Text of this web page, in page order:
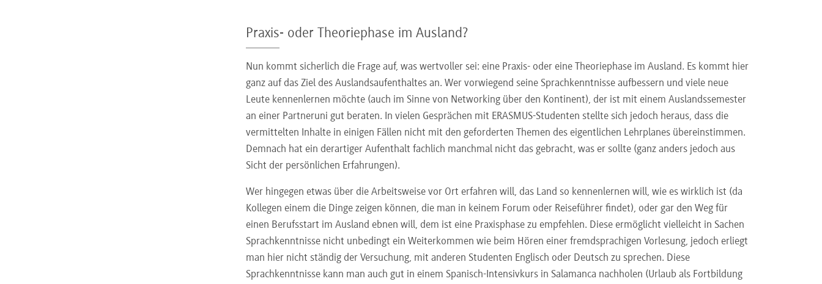
Praxis- oder Theoriephase im Ausland?
Nun kommt sicherlich die Frage auf, was wertvoller sei: eine Praxis- oder eine Theoriephase im Ausland. Es kommt hier
ganz auf das Ziel des Auslandsaufenthaltes an. Wer vorwiegend seine Sprachkenntnisse aufbessern und viele neue
Leute kennenlernen möchte (auch im Sinne von Networking über den Kontinent), der ist mit einem Auslandssemester
an einer Partneruni gut beraten. In vielen Gesprächen mit ERASMUS-Studenten stellte sich jedoch heraus, dass die
vermittelten Inhalte in einigen Fällen nicht mit den geforderten Themen des eigentlichen Lehrplanes übereinstimmen.
Demnach hat ein derartiger Aufenthalt fachlich manchmal nicht das gebracht, was er sollte (ganz anders jedoch aus
Sicht der persönlichen Erfahrungen).
Wer hingegen etwas über die Arbeitsweise vor Ort erfahren will, das Land so kennenlernen will, wie es wirklich ist (da
Kollegen einem die Dinge zeigen können, die man in keinem Forum oder Reiseführer findet), oder gar den Weg für
einen Berufsstart im Ausland ebnen will, dem ist eine Praxisphase zu empfehlen. Diese ermöglicht vielleicht in Sachen
Sprachkenntnisse nicht unbedingt ein Weiterkommen wie beim Hören einer fremdsprachigen Vorlesung, jedoch erliegt
man hier nicht ständig der Versuchung, mit anderen Studenten Englisch oder Deutsch zu sprechen. Diese
Sprachkenntnisse kann man auch gut in einem Spanisch-Intensivkurs in Salamanca nachholen (Urlaub als Fortbildung